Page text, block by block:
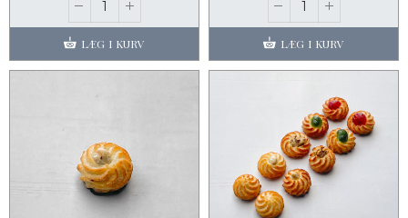
LÆG I KURV LÆG I KURV